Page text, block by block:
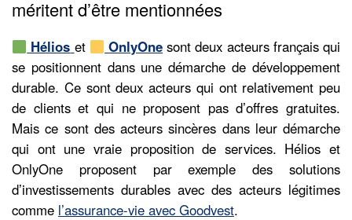
méritent d’être mentionnées
Hélios et OnlyOne sont deux acteurs français qui
se positionnent dans une démarche de développement
durable. Ce sont deux acteurs qui ont relativement peu
de clients et qui ne proposent pas d’offres gratuites.
Mais ce sont des acteurs sincères dans leur démarche
qui ont une vraie proposition de services. Hélios et
OnlyOne proposent par exemple des solutions
d’investissements durables avec des acteurs légitimes
comme l’assurance-vie avec Goodvest.